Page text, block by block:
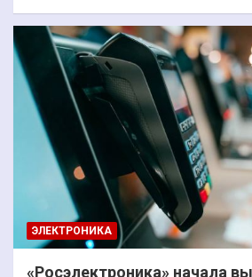
ЭЛЕКТРОНИКА
«Росэлектроника» начала